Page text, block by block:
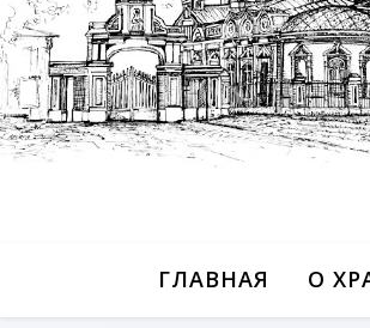
ГЛАВНАЯ О